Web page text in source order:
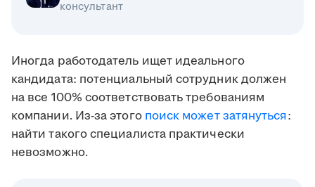
консультант
Иногда работодатель ищет идеального
кандидата: потенциальный сотрудник должен
на все 100% соответствовать требованиям
компании. Из-за этого поиск может затянуться:
найти такого специалиста практически
невозможно.